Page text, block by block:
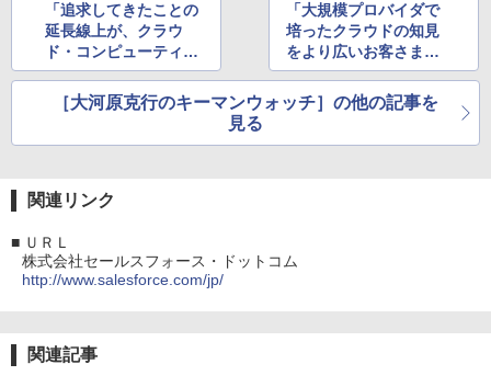
「追求してきたことの
延長線上が、クラウ
ド・コンピューティン
グだった」
Google・村上憲郎名
誉会長
「大規模プロバイダで
培ったクラウドの知見
をより広いお客さま
へ」
デル・メリット社長
［大河原克行のキーマンウォッチ］の他の記事を
見る
関連リンク
■ ＵＲＬ
株式会社セールスフォース・ドットコム
http://www.salesforce.com/jp/
関連記事